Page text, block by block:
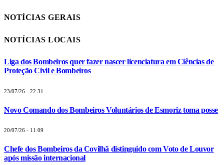
NOTÍCIAS GERAIS
NOTÍCIAS LOCAIS
Liga dos Bombeiros quer fazer nascer licenciatura em Ciências de
Proteção Civil e Bombeiros
23/07/26 - 22:31
Novo Comando dos Bombeiros Voluntários de Esmoriz toma posse
20/07/26 - 11:09
Chefe dos Bombeiros da Covilhã distinguido com Voto de Louvor
após missão internacional